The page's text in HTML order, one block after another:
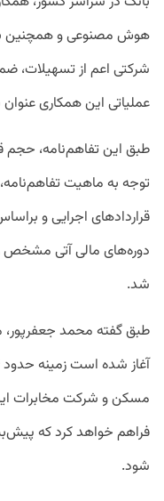
هوش مصنوعی و همچنین
شرکتی اعم از تسهیلات،
عملیاتی این همکاری
توجه به ماهیت
قراردادهای اجرایی و
دوره‌های مالی آتی
شد.
طبق گفته محمد جعفرپور،
مسکن و شرکت مخابرات
شود.